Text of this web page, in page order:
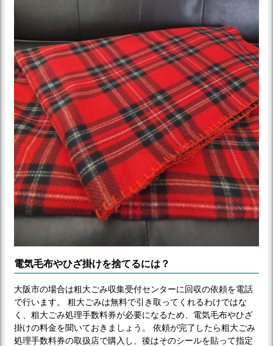
電気毛布やひざ掛けを捨てるには？
大阪市の場合は粗大ごみ収集受付センターに回収の依頼を電話
で行います。 粗大ごみは無料で引き取ってくれるわけではな
く、粗大ごみ処理手数料券が必要になるため、電気毛布やひざ
掛けの料金を聞いておきましょう。 依頼が完了したら粗大ごみ
処理手数料券の取扱店で購入し、後はそのシールを貼って指定